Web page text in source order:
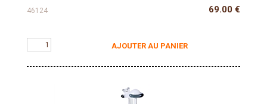
46124 69.00 €
AJOUTER AU PANIER